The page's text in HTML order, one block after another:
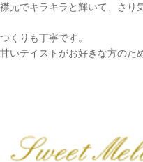
襟元でキラキラと輝いて、さり
つくりも丁寧です。
甘いテイストがお好きな方のた